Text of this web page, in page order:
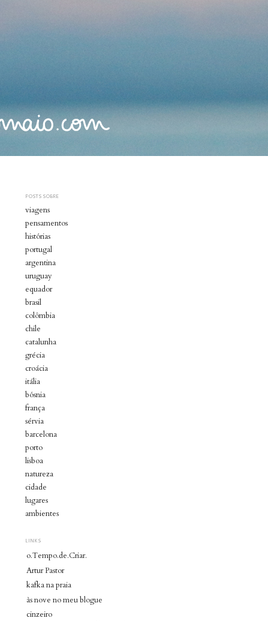
POSTS SOBRE
viagens
pensamentos
histórias
portugal
argentina
uruguay
equador
brasil
colômbia
chile
catalunha
grécia
croácia
itália
bósnia
frança
sérvia
barcelona
porto
lisboa
natureza
cidade
lugares
ambientes
LINKS
o.Tempo.de.Criar.
Artur Pastor
kafka na praia
às nove no meu blogue
cinzeiro